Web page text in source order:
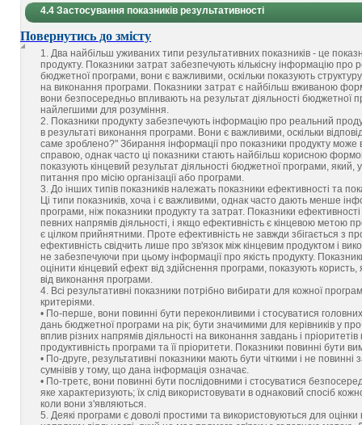
4.4 Застосування показників результативності
Повернутись до змісту
1. Два найбільш уживаних типи результативних показників - це
продукту. Показники затрат забезпечують кількісну інформацію про
бюджетної програми, вони є важливими, оскільки показують
на виконання програми. Показники затрат є найбільш вживаною
вони безпосередньо впливають на результат діяльності бюджетної
найлегшими для розуміння.
2. Показники продукту забезпечують інформацію про реальний
в результаті виконання програми. Вони є важливими, оскільки
саме зроблено?" Збирання інформації про показники продукту може
справою, однак часто ці показники стають найбільш корисною
показують кінцевий результат діяльності бюджетної програми, який,
питання про місію організації або програми.
3. До інших типів показників належать показники ефективності та
Ці типи показників, хоча і є важливими, однак часто дають менше
програми, ніж показники продукту та затрат. Показники
певних напрямів діяльності, і якщо ефективність є кінцевою метою
є цілком прийнятними. Проте ефективність не завжди збігається з
ефективність свідчить лише про зв'язок між кінцевим продуктом і
не забезпечуючи при цьому інформації про якість продукту.
оцінити кінцевий ефект від здійснення програми, показують користь,
від виконання програми.
4. Всі результативні показники потрібно вибирати для кожної
критеріями.
• По-перше, вони повинні бути переконливими і стосуватися
дань бюджетної програми на рік; бути значимими для керівників у
вплив різних напрямів діяльності на виконання завдань і
продуктивність програми та її пріоритети. Показники повинні бути
• По-друге, результативні показники мають бути чіткими і не повинні
сумнівів у тому, що дана інформація означає.
• По-третє, вони повинні бути послідовними і стосуватися
яке характеризують; їх слід використовувати в однаковий спосіб
коли вони з'являються.
5. Деякі програми є доволі простими та використовуються для оцінки